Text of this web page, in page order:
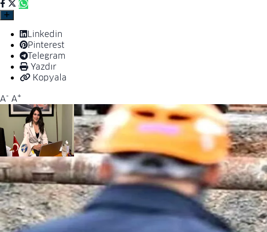
Linkedin
Pinterest
Telegram
Yazdır
Kopyala
A- A+